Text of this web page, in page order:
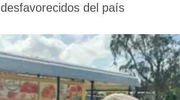
del país